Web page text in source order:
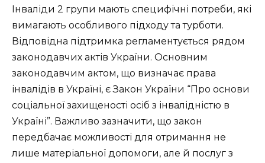
Інваліди 2 групи мають специфічні потреби, які
вимагають особливого підходу та турботи.
Відповідна підтримка регламентується рядом
законодавчих актів України. Основним
законодавчим актом, що визначає права
інвалідів в Україні, є Закон України “Про основи
соціальної захищеності осіб з інвалідністю в
Україні”. Важливо зазначити, що закон
передбачає можливості для отримання не
лише матеріальної допомоги, але й послуг з